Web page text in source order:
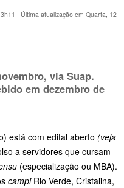
| Última atualização em Quarta, 12
, via Suap.
em dezembro de
está com edital aberto (veja
a servidores que cursam
(especialização ou MBA).
campiRio Verde, Cristalina,